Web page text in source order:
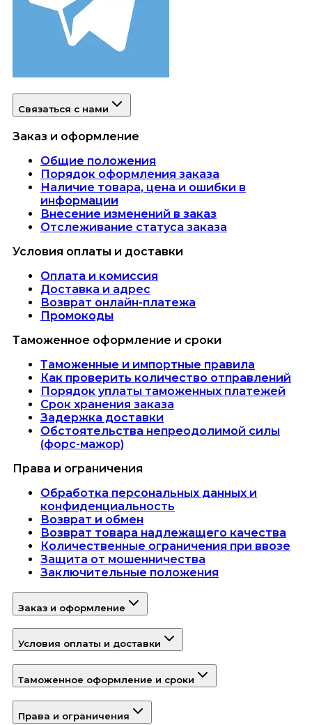
Связаться с нами
Заказ и оформление
Общие положения
Порядок оформления заказа
Наличие товара, цена и ошибки в
информации
Внесение изменений в заказ
Отслеживание статуса заказа
Условия оплаты и доставки
Оплата и комиссия
Доставка и адрес
Возврат онлайн-платежа
Промокоды
Таможенное оформление и сроки
Таможенные и импортные правила
Как проверить количество отправлений
Порядок уплаты таможенных платежей
Срок хранения заказа
Задержка доставки
Обстоятельства непреодолимой силы
(форс-мажор)
Права и ограничения
Обработка персональных данных и
конфиденциальность
Возврат и обмен
Возврат товара надлежащего качества
Количественные ограничения при ввозе
Защита от мошенничества
Заключительные положения
Заказ и оформление
Условия оплаты и доставки
Таможенное оформление и сроки
Права и ограничения